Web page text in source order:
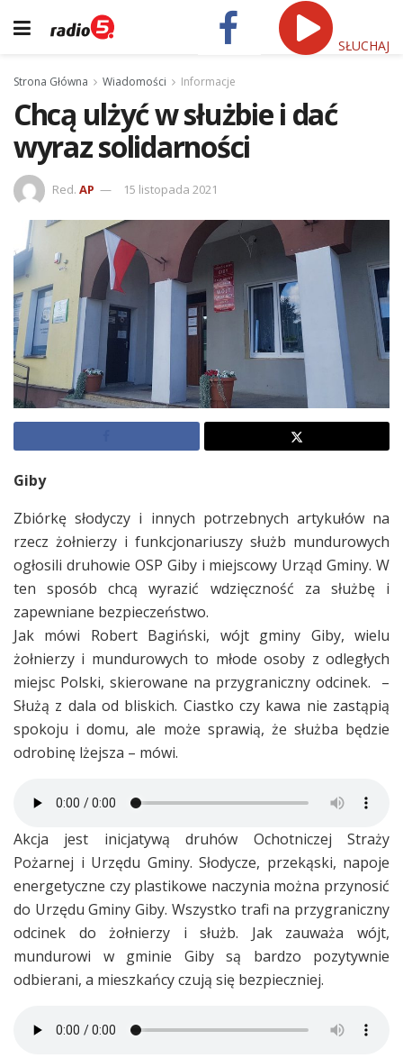
SŁUCHAJ
Strona Główna Wiadomości Informacje
Chcą ulżyć w służbie i dać
wyraz solidarności
Red. AP 15 listopada 2021
Giby
Zbiórkę słodyczy i innych potrzebnych artykułów na
rzecz żołnierzy i funkcjonariuszy służb mundurowych
ogłosili druhowie OSP Giby i miejscowy Urząd Gminy. W
ten sposób chcą wyrazić wdzięczność za służbę i
zapewniane bezpieczeństwo.
Jak mówi Robert Bagiński, wójt gminy Giby, wielu
żołnierzy i mundurowych to młode osoby z odległych
miejsc Polski, skierowane na przygraniczny odcinek. –
Służą z dala od bliskich. Ciastko czy kawa nie zastąpią
spokoju i domu, ale może sprawią, że służba będzie
odrobinę lżejsza – mówi.
Akcja jest inicjatywą druhów Ochotniczej Straży
Pożarnej i Urzędu Gminy. Słodycze, przekąski, napoje
energetyczne czy plastikowe naczynia można przynosić
do Urzędu Gminy Giby. Wszystko trafi na przygraniczny
odcinek do żołnierzy i służb. Jak zauważa wójt,
mundurowi w gminie Giby są bardzo pozytywnie
odbierani, a mieszkańcy czują się bezpieczniej.